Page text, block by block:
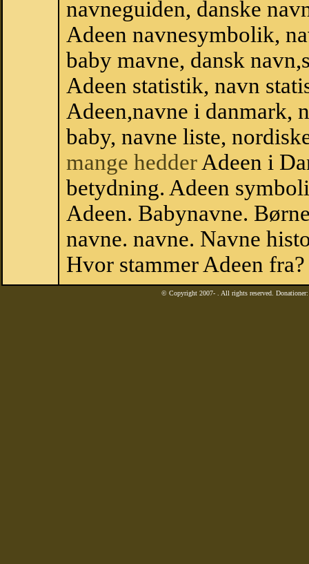
navneguiden, danske
Adeen navnesymbolik,
baby mavne, dansk
Adeen statistik, navn
Adeen,navne i danmark,
baby, navne liste,
mange hedder Adeen i
betydning. Adeen
Adeen. Babynavne.
navne. navne. Navne
Hvor stammer Adeen fra?
© Copyright 2007- . All rights reserved.